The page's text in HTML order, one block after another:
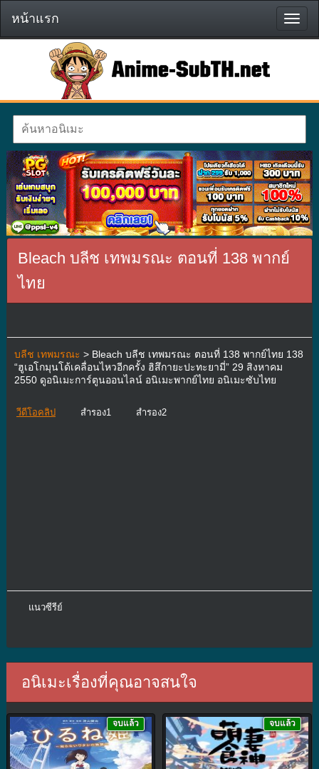
หน้า
แรก
หน้าแรก
Bleach บลีช เทพมรณะ ตอนที่ 138 พากย์
ไทย
บลีช เทพมรณะ > Bleach บลีช เทพมรณะ ตอนที่ 138 พากย์ไทย 138
“ฮูเอโกมุนโด้เคลื่อนไหวอีกครั้ง ฮิสึกายะปะทะยามี่” 29 สิงหาคม
2550 ดูอนิเมะการ์ตูนออนไลน์ อนิเมะพากย์ไทย อนิเมะซับไทย
วีดีโอคลิป สำรอง1 สำรอง2
แนวซีรีย์
อนิเมะเรื่องที่คุณอาจสนใจ
จบแล้ว จบแล้ว